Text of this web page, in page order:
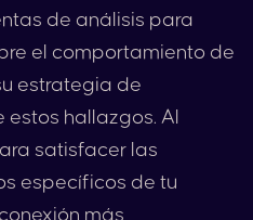
de análisis para
el comportamiento de
estrategia de
hallazgos. Al
satisfacer las
específicos de tu
más